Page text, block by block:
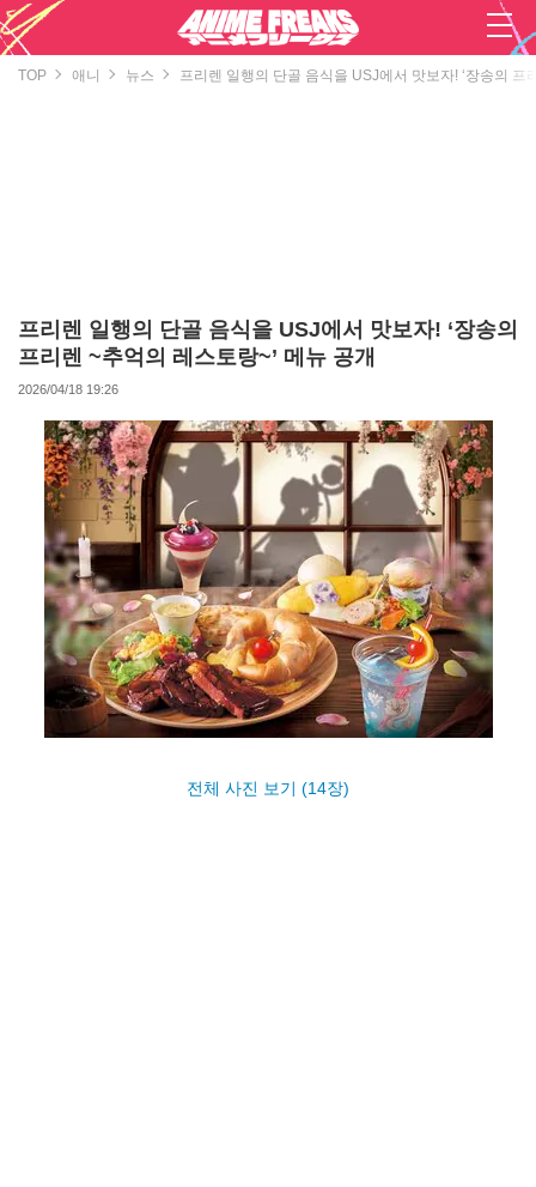
TOP 애니 뉴스 프리렌 일행의 단골 음식을 USJ에서 맛보자! ‘장송의 프
프리렌 일행의 단골 음식을 USJ에서 맛보자! ‘장송의
프리렌 ~추억의 레스토랑~’ 메뉴 공개
2026/04/18 19:26
전체 사진 보기 (14장)